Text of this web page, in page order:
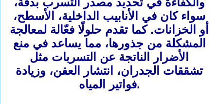
سواء كان في الأنابيب الداخلية، الأسطح،
أو الخزانات. كما تقدم حلولًا فعّالة لمعالجة
المشكلة من جذورها، مما يساعد في منع
الأضرار الناتجة عن التسربات مثل
تشققات الجدران، انتشار العفن، وزيادة
فواتير المياه.